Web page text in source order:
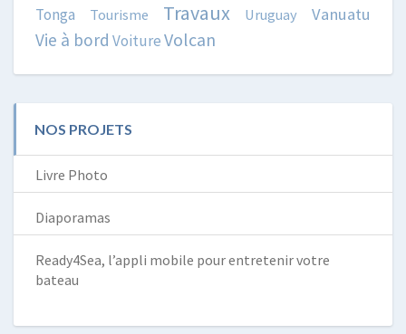
Tonga Tourisme Travaux Uruguay Vanuatu
Vie à bord VoitureVolcan
NOS PROJETS
Livre Photo
Diaporamas
Ready4Sea, l’appli mobile pour entretenir votre
bateau